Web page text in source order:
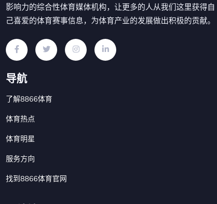
影响力的综合性体育媒体机构，让更多的人从我们这里获得自
己喜爱的体育赛事信息，为体育产业的发展做出积极的贡献。
导航
了解8866体育
体育热点
体育明星
服务方向
找到8866体育官网